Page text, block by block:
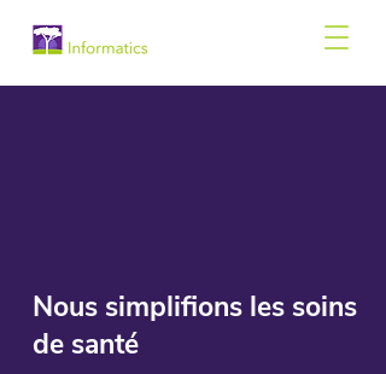
Nous simplifions les soins
de santé